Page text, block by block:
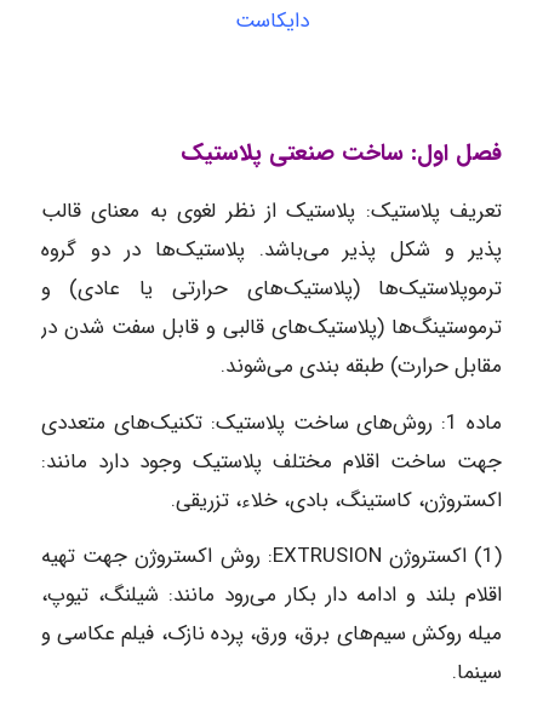
دایکاست
فصل اول: ساخت صنعتی پلاستیک
تعریف پلاستیک: پلاستیک از نظر لغوی به معنای قالب
پذیر و شکل پذیر می‌باشد. پلاستیک‌ها در دو گروه
ترموپلاستیک‌ها (پلاستیک‌های حرارتی یا عادی) و
ترموستینگ‌ها (پلاستیک‌های قالبی و قابل سفت شدن در
مقابل حرارت) طبقه بندی می‌شوند.
ماده‌ 1: روش‌های ساخت پلاستیک: تکنیک‌های متعددی
جهت ساخت اقلام مختلف پلاستیک وجود دارد مانند:
اکستروژن، کاستینگ، بادی، خلاء، تزریقی.
(1) اکستروژن EXTRUSION: روش اکستروژن جهت تهیه
اقلام بلند و ادامه دار بکار می‌رود مانند: شیلنگ، تیوپ،
میله روکش سیم‌های برق، ورق، پرده نازک، فیلم عکاسی و
سینما.